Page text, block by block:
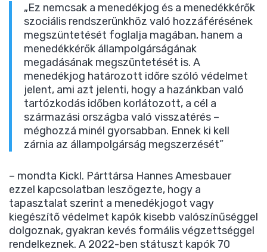
„Ez nemcsak a menedékjog és a menedékkérők
szociális rendszerünkhöz való hozzáférésének
megszüntetését foglalja magában, hanem a
menedékkérők állampolgárságának
megadásának megszüntetését is. A
menedékjog határozott időre szóló védelmet
jelent, ami azt jelenti, hogy a hazánkban való
tartózkodás időben korlátozott, a cél a
származási országba való visszatérés –
méghozzá minél gyorsabban. Ennek ki kell
zárnia az állampolgárság megszerzését”
– mondta Kickl. Párttársa Hannes Amesbauer
ezzel kapcsolatban leszögezte, hogy a
tapasztalat szerint a menedékjogot vagy
kiegészítő védelmet kapók kisebb valószínűséggel
dolgoznak, gyakran kevés formális végzettséggel
rendelkeznek. A 2022-ben státuszt kapók 70